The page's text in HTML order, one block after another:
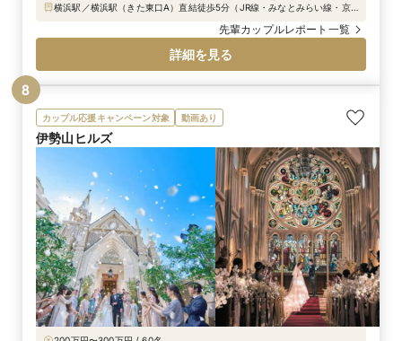
横浜駅／横浜駅（きた東口A）直結徒歩5分（JR線・みなとみらい線・京
先輩カップルレポート一覧
詳細を見る
カップル応援キャンペーン対象 動画あり
伊勢山ヒルズ
8